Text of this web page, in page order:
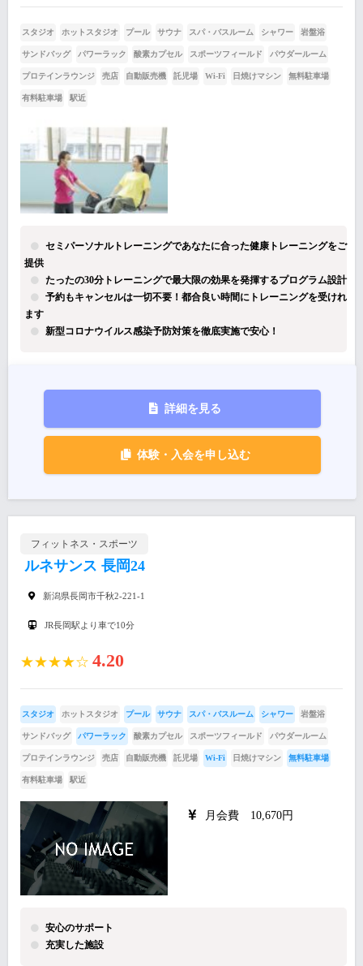
スタジオ ホットスタジオ プール サウナ スパ・バスルーム シャワー 岩盤浴
サンドバッグ パワーラック 酸素カプセル スポーツフィールド パウダールーム
プロテインラウンジ 売店 自動販売機 託児場 Wi-Fi 日焼けマシン 無料駐車場
有料駐車場 駅近
セミパーソナルトレーニングであなたに合った健康トレーニングをご
提供
たったの30分トレーニングで最大限の効果を発揮するプログラム設計
予約もキャンセルは一切不要！都合良い時間にトレーニングを受けれ
ます
新型コロナウイルス感染予防対策を徹底実施で安心！
詳細を見る
体験・入会を申し込む
フィットネス・スポーツ
ルネサンス 長岡24
新潟県長岡市千秋2-221-1
JR長岡駅より車で10分
★★★★☆ 4.20
スタジオ ホットスタジオ プール サウナ スパ・バスルーム シャワー 岩盤浴
サンドバッグ パワーラック 酸素カプセル スポーツフィールド パウダールーム
プロテインラウンジ 売店 自動販売機 託児場 Wi-Fi 日焼けマシン 無料駐車場
有料駐車場 駅近
月会費 10,670円
安心のサポート
充実した施設